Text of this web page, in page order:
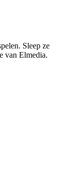
Sleep ze
van Elmedia.